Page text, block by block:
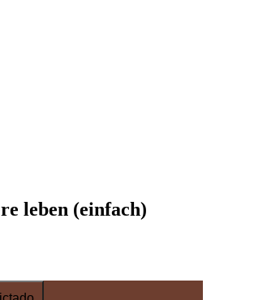
leben (einfach)